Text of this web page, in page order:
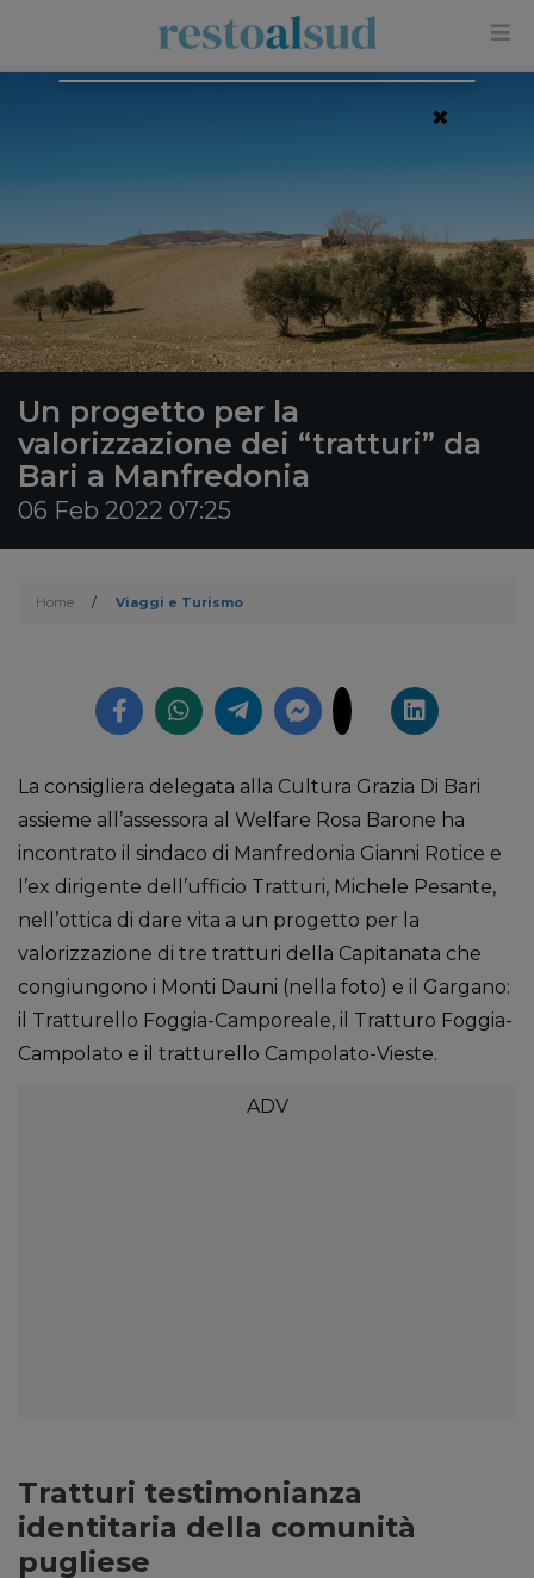
Un progetto per la
valorizzazione dei “tratturi” da
Bari a Manfredonia
06 Feb 2022 07:25
Home / Viaggi e Turismo
La consigliera delegata alla Cultura Grazia Di Bari
assieme all’assessora al Welfare Rosa Barone ha
incontrato il sindaco di Manfredonia Gianni Rotice e
l’ex dirigente dell’ufficio Tratturi, Michele Pesante,
nell’ottica di dare vita a un progetto per la
valorizzazione di tre tratturi della Capitanata che
congiungono i Monti Dauni (nella foto) e il Gargano:
il Tratturello Foggia-Camporeale, il Tratturo Foggia-
Campolato e il tratturello Campolato-Vieste.
Tratturi testimonianza
identitaria della comunità
pugliese
×